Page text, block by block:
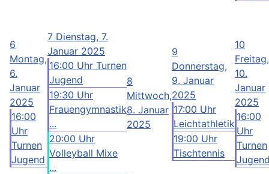
6
Montag,
6.
Januar
2025
16:00
Uhr
Turnen
Jugend
7 Dienstag, 7.
Januar 2025
16:00 Uhr Turnen
Jugend
19:30 Uhr
Frauengymnastik
...
20:00 Uhr
Volleyball Mixe
...
8
Mittwoch,
8. Januar
2025
9
Donnerstag,
9. Januar
2025
17:00 Uhr
Leichtathletik
19:00 Uhr
Tischtennis
10
Freitag,
10.
Januar
2025
16:00
Uhr
Turnen